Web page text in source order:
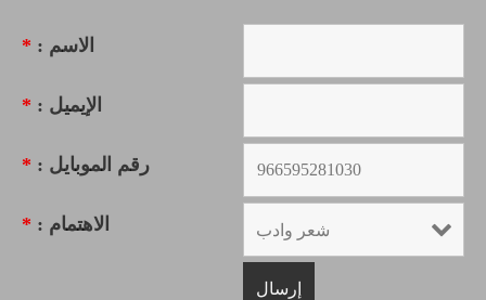
الاسم : *
الإيميل : *
رقم الموبايل : *
الاهتمام : *